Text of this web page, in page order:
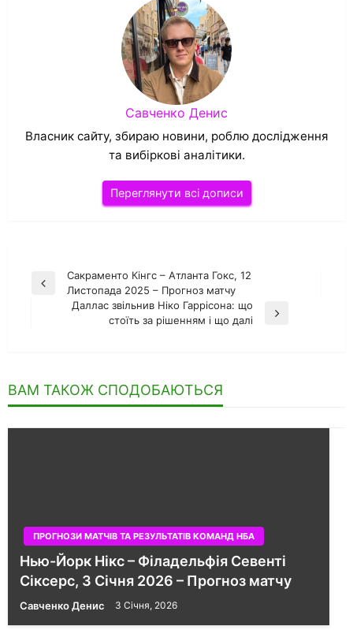
Савченко Денис
Власник сайту, збираю новини, роблю дослідження
та вибіркові аналітики.
Переглянути всі дописи
Навігація
записів
Попередній
Сакраменто Кінгс – Атланта Гокс, 12
Листопада 2025 – Прогноз матчу
Даллас звільнив Ніко Гаррісона: що
стоїть за рішенням і що далі
ВАМ ТАКОЖ СПОДОБАЮТЬСЯ
ПРОГНОЗИ МАТЧІВ ТА РЕЗУЛЬТАТІВ КОМАНД НБА
Нью-Йорк Нікс – Філадельфія Севенті
Сіксерс, 3 Січня 2026 – Прогноз матчу
Савченко Денис 3 Січня, 2026